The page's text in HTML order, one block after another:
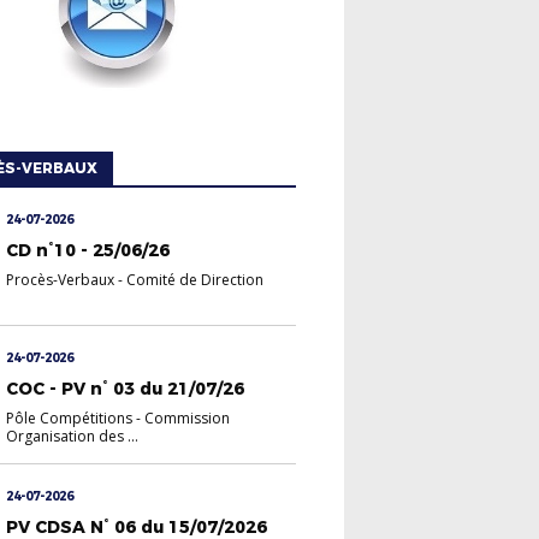
VERBAUX
24-07-2026
CD n°10 - 25/06/26
Procès-Verbaux- Comité de Direction
24-07-2026
COC - PV n° 03 du 21/07/26
Pôle Compétitions- Commission
Organisation des ...
24-07-2026
PV CDSA N° 06 du 15/07/2026